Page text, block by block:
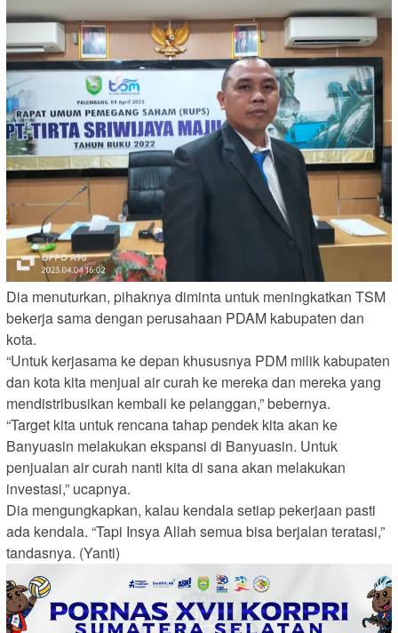
Dia menuturkan, pihaknya diminta untuk meningkatkan TSM
bekerja sama dengan perusahaan PDAM kabupaten dan
kota.
“Untuk kerjasama ke depan khususnya PDM milik kabupaten
dan kota kita menjual air curah ke mereka dan mereka yang
mendistribusikan kembali ke pelanggan,” bebernya.
“Target kita untuk rencana tahap pendek kita akan ke
Banyuasin melakukan ekspansi di Banyuasin. Untuk
penjualan air curah nanti kita di sana akan melakukan
investasi,” ucapnya.
Dia mengungkapkan, kalau kendala setiap pekerjaan pasti
ada kendala. “Tapi Insya Allah semua bisa berjalan teratasi,”
tandasnya. (Yanti)